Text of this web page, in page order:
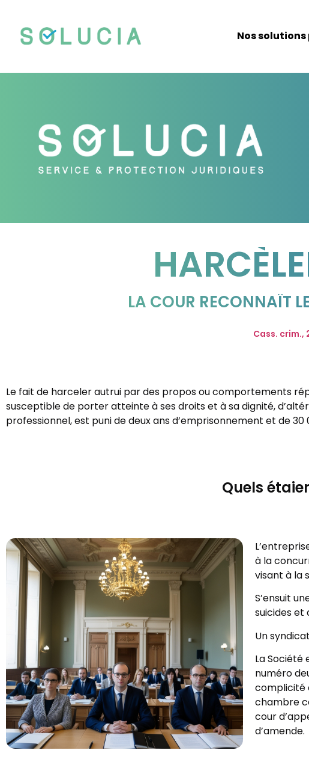
Nos
LA COUR RECONNAÎT
Cass. crim.,
Le fait de harceler autrui par des propos ou comportements
susceptible de porter atteinte à ses droits et à sa dignité,
professionnel, est puni de deux ans d’emprisonnement et de
Quels
à la
visant à la
S’ensuit
suicides et
Un
La Société
numéro
complicité
chambre
cour
d’amende.